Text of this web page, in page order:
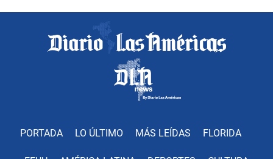
PORTADA LO ÚLTIMO MÁS LEÍDAS FLORIDA